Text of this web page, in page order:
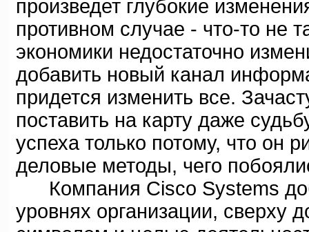
произведет глубокие
противном случае - что-то не
экономики недостаточно
добавить новый канал
придется изменить все.
поставить на карту даже
успеха только потому, что он
деловые методы, чего
Компания Cisco Systems
уровнях организации, сверху